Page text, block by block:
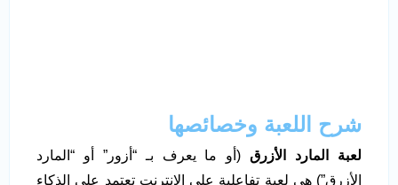
شرح اللعبة وخصائصها
لعبة المارد الأزرق (أو ما يعرف بـ “أزور” أو “المارد
الأزرق”) هي لعبة تفاعلية على الإنترنت تعتمد على الذكاء